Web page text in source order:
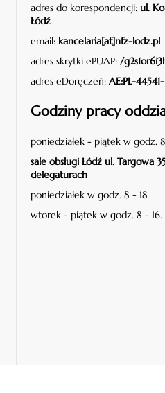
adres do korespondencji: ul.
Łódź
email: kancelaria[at]nfz-lodz.pl
adres skrytki ePUAP: /
adres eDoręczeń: AE:PL-
Godziny pracy
poniedziałek - piątek w godz.
sale obsługi Łódź ul. Targowa
delegaturach
poniedziałek w godz. 8 - 18
wtorek - piątek w godz. 8 - 16.